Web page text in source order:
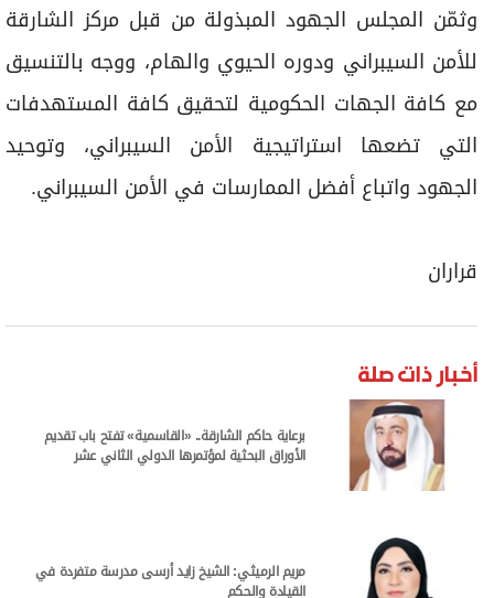
وثمّن المجلس الجهود المبذولة من قبل مركز الشارقة
للأمن السيبراني ودوره الحيوي والهام، ووجه بالتنسيق
مع كافة الجهات الحكومية لتحقيق كافة المستهدفات
التي تضعها استراتيجية الأمن السيبراني، وتوحيد
الجهود واتباع أفضل الممارسات في الأمن السيبراني.
قراران
أخبار ذات صلة
برعاية حاكم الشارقة.. «القاسمية» تفتح باب تقديم
الأوراق البحثية لمؤتمرها الدولي الثاني عشر
مريم الرميثي: الشيخ زايد أرسى مدرسة متفردة في
القيادة والحكم